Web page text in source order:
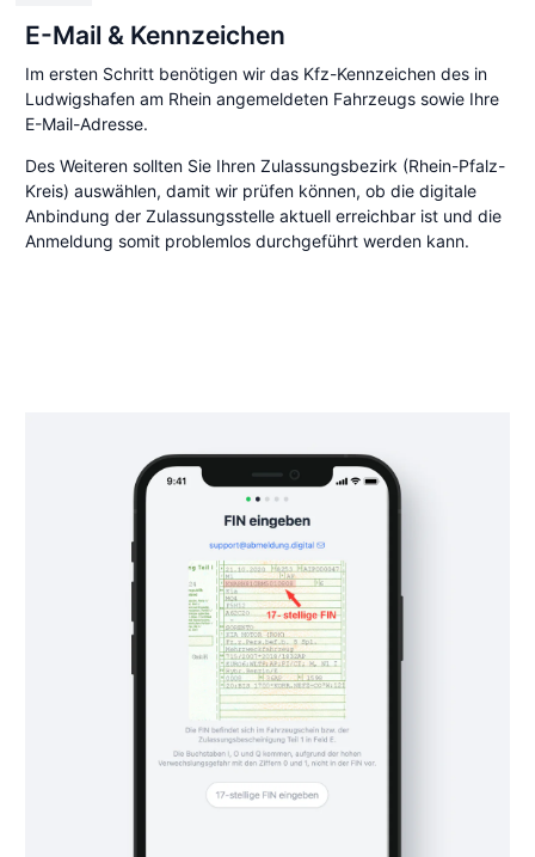
E-Mail & Kennzeichen
Im ersten Schritt benötigen wir das Kfz-Kennzeichen des in
Ludwigshafen am Rhein angemeldeten Fahrzeugs sowie Ihre
E-Mail-Adresse.
Des Weiteren sollten Sie Ihren Zulassungsbezirk (Rhein-Pfalz-
Kreis) auswählen, damit wir prüfen können, ob die digitale
Anbindung der Zulassungsstelle aktuell erreichbar ist und die
Anmeldung somit problemlos durchgeführt werden kann.